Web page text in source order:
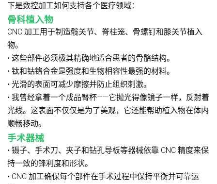
下是数控加工如何支持各个医疗领域：
骨科植入物
CNC 加工用于制造髋关节、脊柱笼、骨螺钉和膝关节植入
物。
• 这些部件必须极其精确地适合患者的骨骼结构。
• 钛和钴铬合金是强度和生物相容性最强的材料。
• 光滑的表面可减少摩擦并防止组织刺激。
• 我曾经拿着一个成品臀杯——它抛光得像镜子一样，反射着
光线。这表面不仅仅是为了美观，它还能帮助植入物在体内
顺畅移动。
手术器械
• 镊子、手术刀、夹子和钻孔导板等器械依靠 CNC 精度来保
持一致的锋利度和形状。
• CNC 加工确保每个部件在手术过程中保持平衡并可靠运